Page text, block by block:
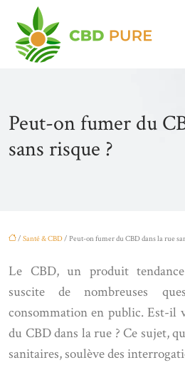
Peut-on fumer du
sans risque ?
/ Santé & CBD/ Peut-on fumer du CBD dans la rue
Le CBD, un produit
suscite de nombreuses
consommation en public. Est-il
du CBD dans la rue ? Ce sujet,
sanitaires, soulève des